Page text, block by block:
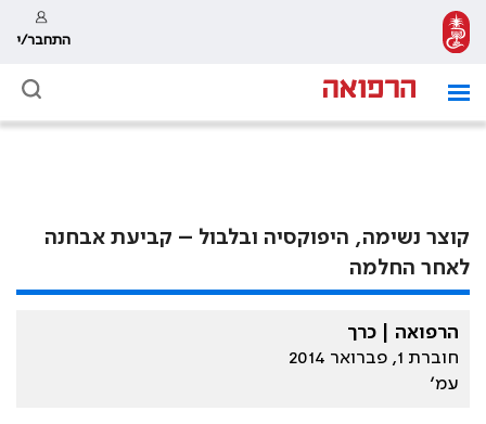
התחבר/י
קוצר נשימה, היפוקסיה ובלבול – קביעת אבחנה
לאחר החלמה
הרפואה | כרך
חוברת 1, פברואר 2014
עמ׳